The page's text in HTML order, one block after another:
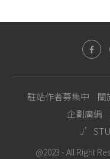
駐站作者募集中 關
企劃廣編
@2023 - All Right